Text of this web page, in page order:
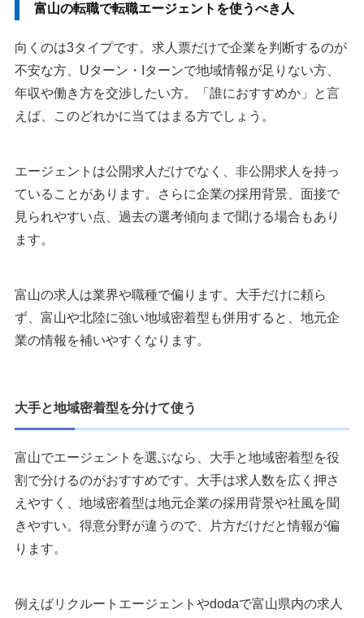
富山の転職で転職エージェントを使うべき人
向くのは3タイプです。求人票だけで企業を判断するのが
不安な方、Uターン・Iターンで地域情報が足りない方、
年収や働き方を交渉したい方。「誰におすすめか」と言
えば、このどれかに当てはまる方でしょう。
エージェントは公開求人だけでなく、非公開求人を持っ
ていることがあります。さらに企業の採用背景、面接で
見られやすい点、過去の選考傾向まで聞ける場合もあり
ます。
富山の求人は業界や職種で偏ります。大手だけに頼ら
ず、富山や北陸に強い地域密着型も併用すると、地元企
業の情報を補いやすくなります。
大手と地域密着型を分けて使う
富山でエージェントを選ぶなら、大手と地域密着型を役
割で分けるのがおすすめです。大手は求人数を広く押さ
えやすく、地域密着型は地元企業の採用背景や社風を聞
きやすい。得意分野が違うので、片方だけだと情報が偏
ります。
例えばリクルートエージェントやdodaで富山県内の求人